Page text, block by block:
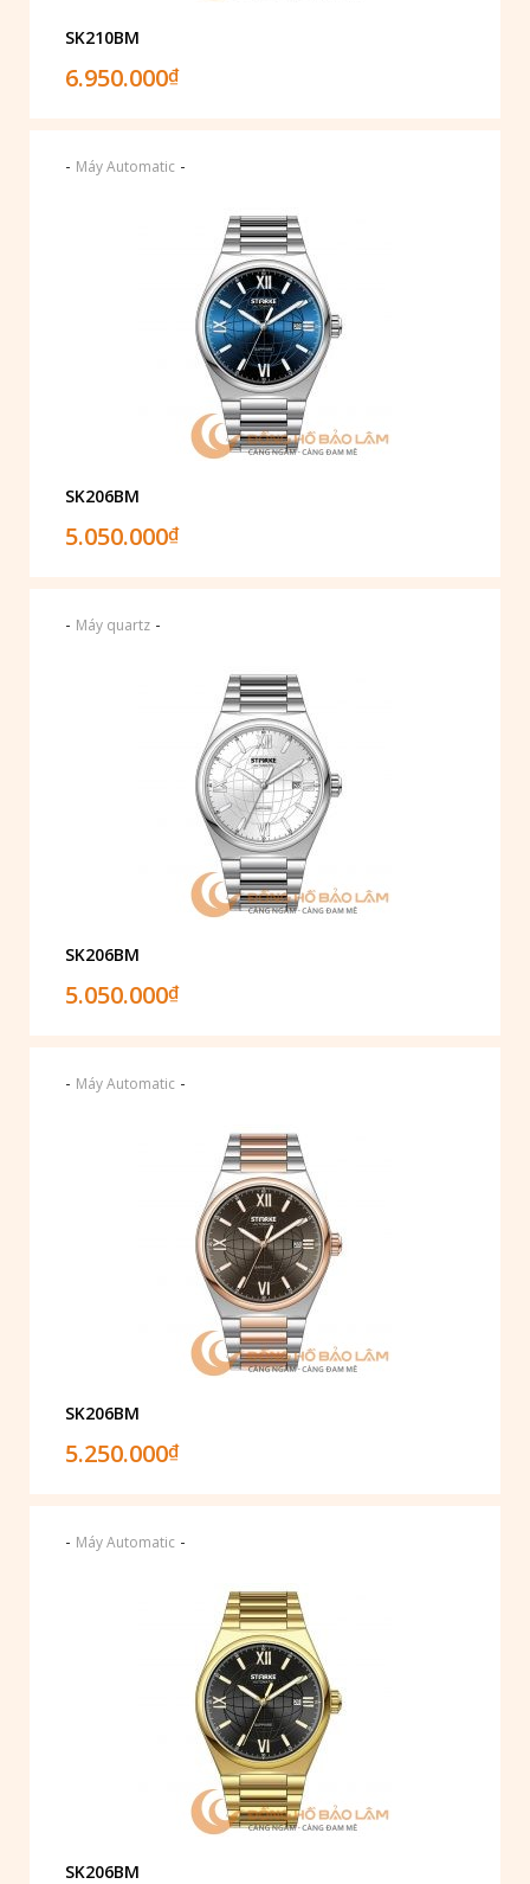
SK210BM
6.950.000₫
- Máy Automatic -
SK206BM
5.050.000₫
- Máy quartz -
SK206BM
5.050.000₫
- Máy Automatic -
SK206BM
5.250.000₫
- Máy Automatic -
SK206BM